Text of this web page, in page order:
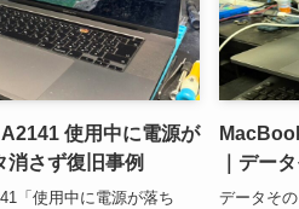
使用中に電源が
消さず復旧事例
「使用中に電源が落ち
｜デー
データそ